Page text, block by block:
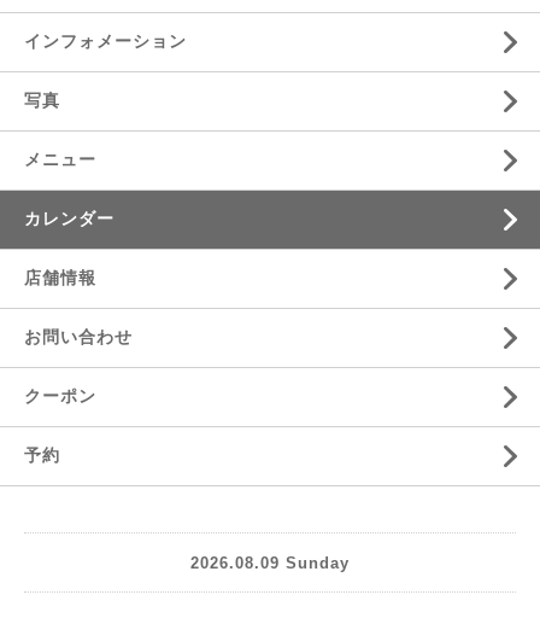
インフォメーション
写真
メニュー
カレンダー
店舗情報
お問い合わせ
クーポン
予約
2026.08.09 Sunday